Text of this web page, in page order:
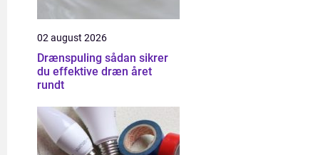
02 august 2026
Drænspuling sådan sikrer
du effektive dræn året
rundt